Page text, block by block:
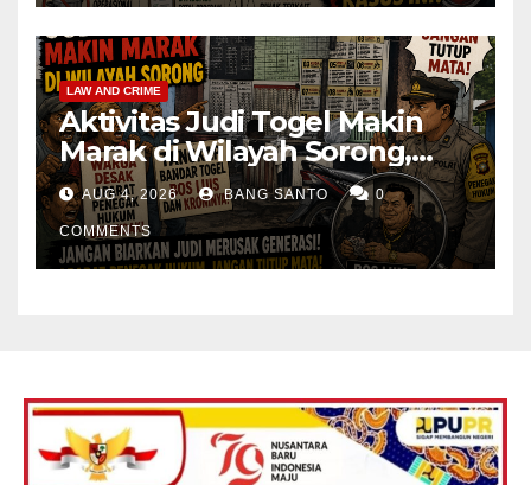
Menyeluruh
LAW AND CRIME
Aktivitas Judi Togel Makin
Marak di Wilayah Sorong,
Warga Desak Aparat Segera
Tangkap Bandar Luis dan
Kroninya
AUG 4, 2026 BANG SANTO 0
COMMENTS